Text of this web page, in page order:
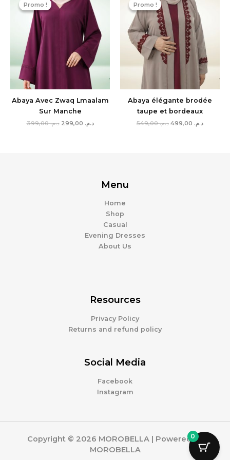
Promo !
Promo !
Abaya Avec Zwaq Lmaalam
Sur Manche
د.م.399,00
initial
د.م.
est :
Promo !
Promo !
Abaya élégante brodée
taupe et bordeaux
د.م.549,00
initial
était :
د.م.
Menu
Home
Shop
Casual
Evening Dresses
About Us
Resources
Privacy Policy
Returns and refund policy
Social Media
Facebook
Instagram
Copyright © 2026 MOROBELLA | Powered by
MOROBELLA
0